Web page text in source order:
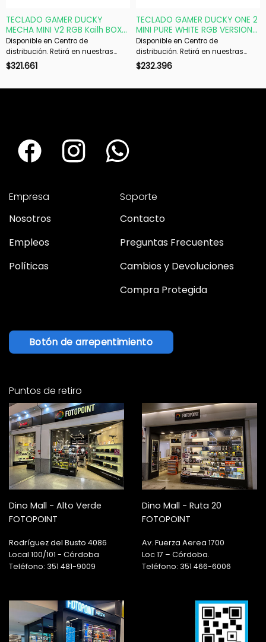
TECLADO GAMER DUCKY
MECHA MINI V2 RGB Kailh BOX
Brown PBT DOUBLE-SHOT
Disponible en Centro de
distribución. Retirá en nuestras
sucursales en 48 hs hábiles. Si es
$321.661
TECLADO GAMER DUCKY ONE 2
MINI PURE WHITE RGB VERSION
GAMING CHERRY MX RED
DOUBLE-SHOT PBT MECANICO
Disponible en Centro de
distribución. Retirá en nuestras
sucursales en 48 hs hábiles. Si es
$232.396
Empresa
Nosotros
Empleos
Políticas
Soporte
Contacto
Preguntas Frecuentes
Cambios y Devoluciones
Compra Protegida
Botón de arrepentimiento
Puntos de retiro
Dino Mall - Alto Verde
FOTOPOINT
Rodríguez del Busto 4086
Local 100/101 - Córdoba
Teléfono: 351 481-9009
Dino Mall - Ruta 20
FOTOPOINT
Av. Fuerza Aerea 1700
Loc 17 – Córdoba.
Teléfono: 351 466-6006